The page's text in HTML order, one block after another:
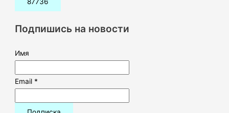
:Подпишись на новости
Имя
Email *